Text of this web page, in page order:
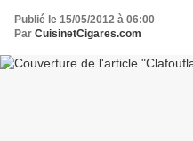
Publié le 15/05/2012 à 06:00
Par CuisinetCigares.com